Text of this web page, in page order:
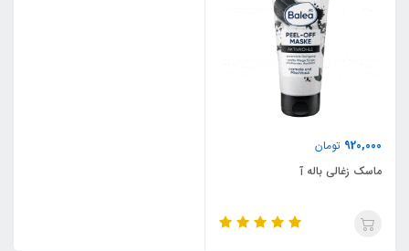
920,000 تومان
ماسک زغالی باله آ